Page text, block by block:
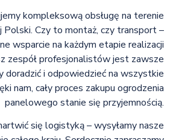
kompleksową obsługę na terenie
Polski. Czy to montaż, czy transport –
wsparcie na każdym etapie realizacji
zespół profesjonalistów jest zawsze
doradzić i odpowiedzieć na wszystkie
nam, cały proces zakupu ogrodzenia
panelowego stanie się przyjemnością.
się logistyką – wysyłamy nasze